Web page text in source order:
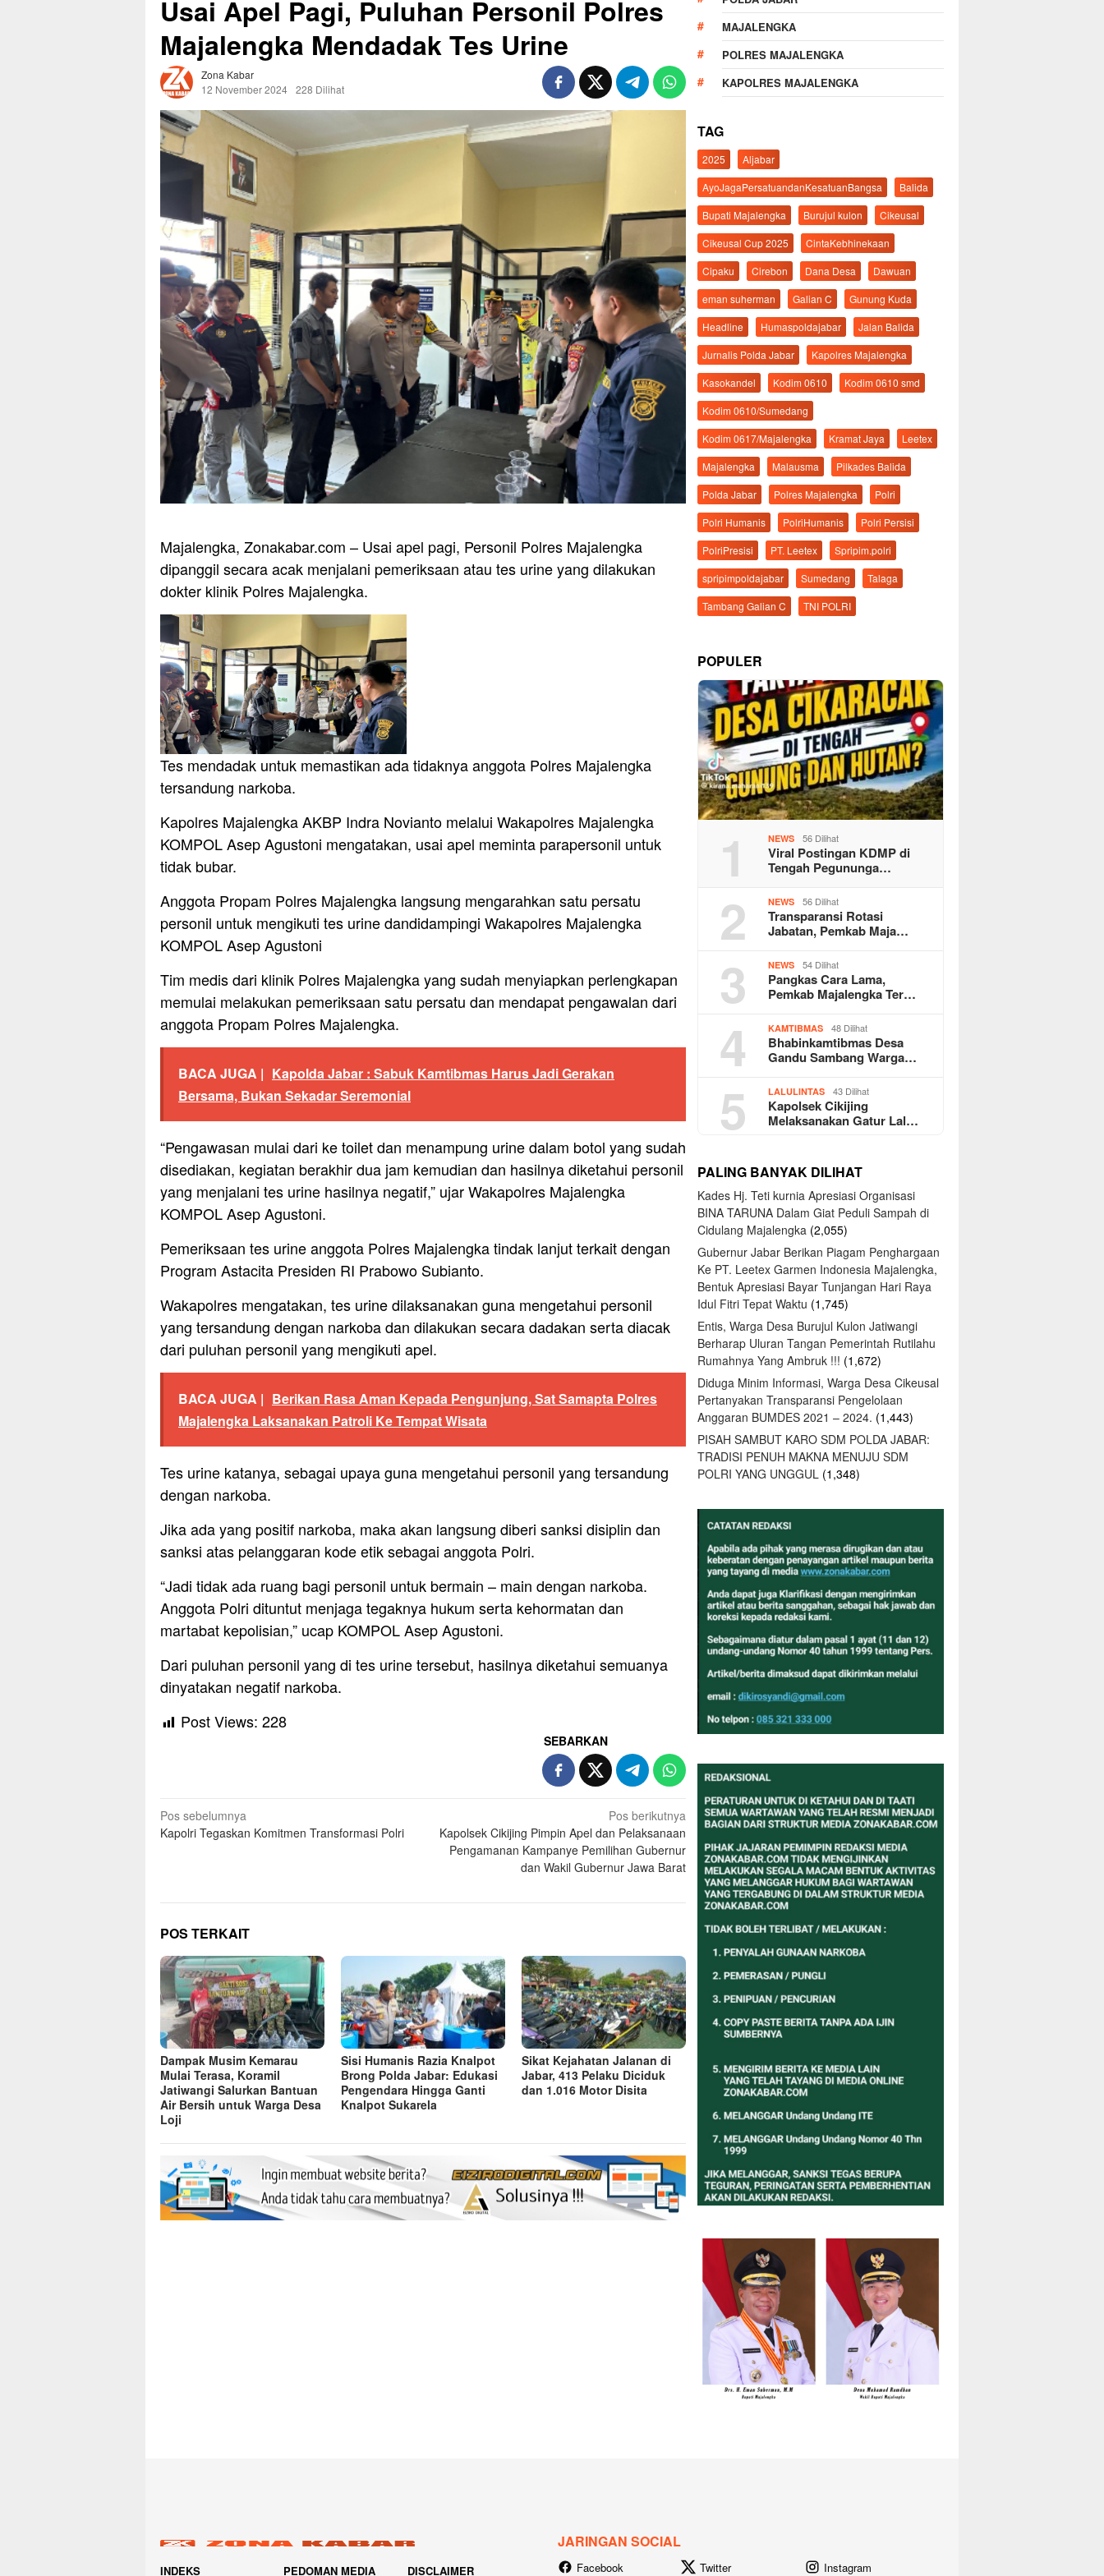
Usai Apel Pagi, Puluhan Personil Polres
Majalengka Mendadak Tes Urine
Zona Kabar
12 November 2024 228 Dilihat
Majalengka, Zonakabar.com – Usai apel pagi, Personil Polres Majalengka
dipanggil secara acak menjalani pemeriksaan atau tes urine yang dilakukan
dokter klinik Polres Majalengka.
Tes mendadak untuk memastikan ada tidaknya anggota Polres Majalengka
tersandung narkoba.
Kapolres Majalengka AKBP Indra Novianto melalui Wakapolres Majalengka
KOMPOL Asep Agustoni mengatakan, usai apel meminta parapersonil untuk
tidak bubar.
Anggota Propam Polres Majalengka langsung mengarahkan satu persatu
personil untuk mengikuti tes urine dandidampingi Wakapolres Majalengka
KOMPOL Asep Agustoni
Tim medis dari klinik Polres Majalengka yang sudah menyiapkan perlengkapan
memulai melakukan pemeriksaan satu persatu dan mendapat pengawalan dari
anggota Propam Polres Majalengka.
BACA JUGA | Kapolda Jabar : Sabuk Kamtibmas Harus Jadi Gerakan
Bersama, Bukan Sekadar Seremonial
“Pengawasan mulai dari ke toilet dan menampung urine dalam botol yang sudah
disediakan, kegiatan berakhir dua jam kemudian dan hasilnya diketahui personil
yang menjalani tes urine hasilnya negatif,” ujar Wakapolres Majalengka
KOMPOL Asep Agustoni.
Pemeriksaan tes urine anggota Polres Majalengka tindak lanjut terkait dengan
Program Astacita Presiden RI Prabowo Subianto.
Wakapolres mengatakan, tes urine dilaksanakan guna mengetahui personil
yang tersandung dengan narkoba dan dilakukan secara dadakan serta diacak
dari puluhan personil yang mengikuti apel.
BACA JUGA | Berikan Rasa Aman Kepada Pengunjung, Sat Samapta Polres
Majalengka Laksanakan Patroli Ke Tempat Wisata
Tes urine katanya, sebagai upaya guna mengetahui personil yang tersandung
dengan narkoba.
Jika ada yang positif narkoba, maka akan langsung diberi sanksi disiplin dan
sanksi atas pelanggaran kode etik sebagai anggota Polri.
“Jadi tidak ada ruang bagi personil untuk bermain – main dengan narkoba.
Anggota Polri dituntut menjaga tegaknya hukum serta kehormatan dan
martabat kepolisian,” ucap KOMPOL Asep Agustoni.
Dari puluhan personil yang di tes urine tersebut, hasilnya diketahui semuanya
dinyatakan negatif narkoba.
Post Views: 228
SEBARKAN
Navigasi
pos
Pos sebelumnya
Kapolri Tegaskan Komitmen Transformasi Polri
Pos berikutnya
Kapolsek Cikijing Pimpin Apel dan Pelaksanaan
Pengamanan Kampanye Pemilihan Gubernur
dan Wakil Gubernur Jawa Barat
POS TERKAIT
Dampak Musim Kemarau
Mulai Terasa, Koramil
Jatiwangi Salurkan Bantuan
Air Bersih untuk Warga Desa
Loji
Sisi Humanis Razia Knalpot
Brong Polda Jabar: Edukasi
Pengendara Hingga Ganti
Knalpot Sukarela
Sikat Kejahatan Jalanan di
Jabar, 413 Pelaku Diciduk
dan 1.016 Motor Disita
MAJALENGKA
POLRES MAJALENGKA
KAPOLRES MAJALENGKA
TAG
2025
Aljabar
AyoJagaPersatuandanKesatuanBangsa
Balida
Bupati Majalengka
Burujul kulon
Cikeusal
Cikeusal Cup 2025
CintaKebhinekaan
Cipaku
Cirebon Dana Desa
Dawuan
eman suherman
Galian C
Gunung Kuda
Headline
Humaspoldajabar
Jalan Balida
Jurnalis Polda Jabar
Kapolres Majalengka
Kasokandel
Kodim 0610
Kodim 0610 smd
Kodim 0610/Sumedang
Kodim 0617/Majalengka
Kramat Jaya
Leetex
Majalengka
Malausma
Pilkades Balida
Polda Jabar
Polres Majalengka
Polri
Polri Humanis
PolriHumanis
Polri Persisi
PolriPresisi
PT. Leetex
Spripim.polri
spripimpoldajabar
Sumedang
Talaga
Tambang Galian C
TNI POLRI
POPULER
1 NEWS 56 Dilihat
Viral Postingan KDMP di
Tengah Pegununga…
2 NEWS 56 Dilihat
Transparansi Rotasi
Jabatan, Pemkab Maja…
3 NEWS 54 Dilihat
Pangkas Cara Lama,
Pemkab Majalengka Ter…
4 KAMTIBMAS 48 Dilihat
Bhabinkamtibmas Desa
Gandu Sambang Warga…
5 LALULINTAS 43 Dilihat
Kapolsek Cikijing
Melaksanakan Gatur Lal…
PALING BANYAK DILIHAT
Kades Hj. Teti kurnia Apresiasi Organisasi
BINA TARUNA Dalam Giat Peduli Sampah di
Cidulang Majalengka (2,055)
Gubernur Jabar Berikan Piagam Penghargaan
Ke PT. Leetex Garmen Indonesia Majalengka,
Bentuk Apresiasi Bayar Tunjangan Hari Raya
Idul Fitri Tepat Waktu (1,745)
Entis, Warga Desa Burujul Kulon Jatiwangi
Berharap Uluran Tangan Pemerintah Rutilahu
Rumahnya Yang Ambruk !!! (1,672)
Diduga Minim Informasi, Warga Desa Cikeusal
Pertanyakan Transparansi Pengelolaan
Anggaran BUMDES 2021 – 2024. (1,443)
PISAH SAMBUT KARO SDM POLDA JABAR:
TRADISI PENUH MAKNA MENUJU SDM
POLRI YANG UNGGUL (1,348)
INDEKS PEDOMAN MEDIA DISCLAIMER
JARINGAN SOCIAL
Facebook Twitter Instagram